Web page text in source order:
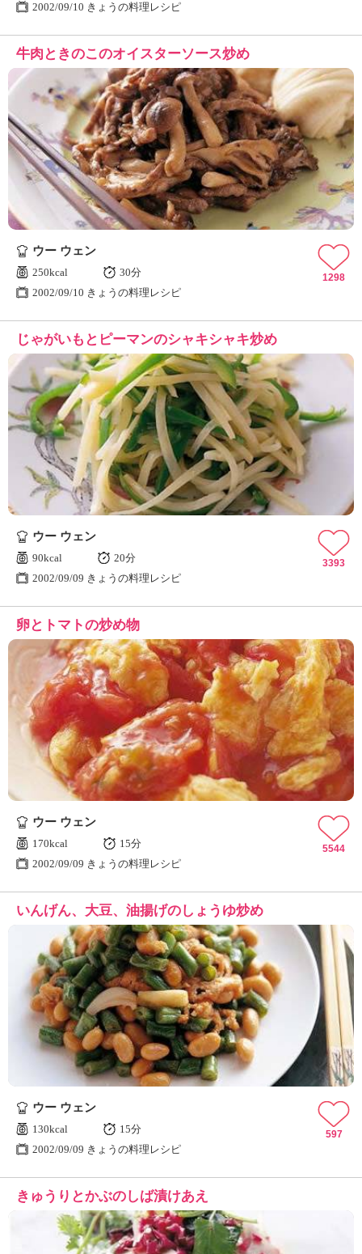
2002/09/10 きょうの料理レシピ
牛肉ときのこのオイスターソース炒め
ウー ウェン
250kcal
30分
2002/09/10 きょうの料理レシピ
1298
じゃがいもとピーマンのシャキシャキ炒め
ウー ウェン
90kcal
20分
2002/09/09 きょうの料理レシピ
3393
卵とトマトの炒め物
ウー ウェン
170kcal
15分
2002/09/09 きょうの料理レシピ
5544
いんげん、大豆、油揚げのしょうゆ炒め
ウー ウェン
130kcal
15分
2002/09/09 きょうの料理レシピ
597
きゅうりとかぶのしば漬けあえ